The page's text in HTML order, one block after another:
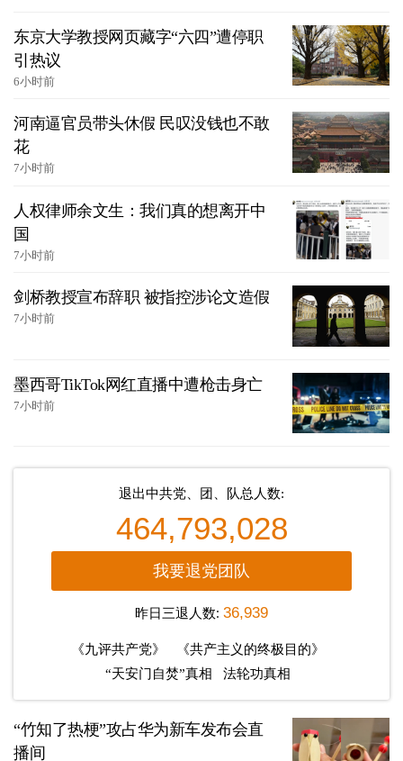
东京大学教授网页藏字“六四”遭停职
引热议
6小时前
河南逼官员带头休假 民叹没钱也不敢
花
7小时前
人权律师余文生：我们真的想离开中
国
7小时前
剑桥教授宣布辞职 被指控涉论文造假
7小时前
墨西哥TikTok网红直播中遭枪击身亡
7小时前
退出中共党、团、队总人数:
464,793,028
我要退党团队
昨日三退人数: 36,939
《九评共产党》
《共产主义的终极目的》
“天安门自焚”真相
法轮功真相
“竹知了热梗”攻占华为新车发布会直
播间